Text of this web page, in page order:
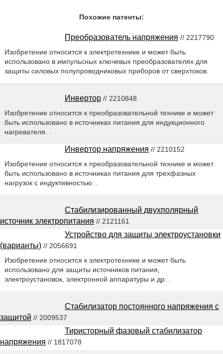
Похожие патенты:
Преобразователь напряжения // 2217790
Изобретение относится к электротехнике и может быть
использовано в импульсных ключевых преобразователях для
защиты силовых полупроводниковых приборов от сверхтоков.
Инвертор // 2210848
Изобретение относится к преобразовательной технике и может
быть использовано в источниках питания для индукционного
нагревателя. .
Инвертор напряжения // 2210152
Изобретение относится к преобразовательной технике и может
быть использовано в источниках питания для трехфазных
нагрузок с индуктивностью. .
Стабилизированный двухполярный
источник электропитания // 2121161
Устройство для защиты электроустановки
(варианты) // 2056691
Изобретение относится к электротехнике и может быть
использовано для защиты источников питания,
электроустановок, электронной аппаратуры и др. .
Стабилизатор постоянного напряжения с
защитой // 2009537
Тиристорный фазовый стабилизатор
напряжения // 1817078